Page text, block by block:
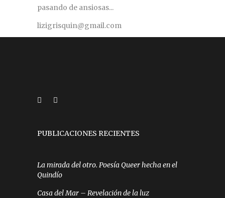
pasando de ansiosas...
lizigrisquin@gmail.com
PUBLICACIONES RECIENTES
La mirada del otro. Poesía Queer hecha en el
Quindío
Casa del Mar – Revelación de la luz